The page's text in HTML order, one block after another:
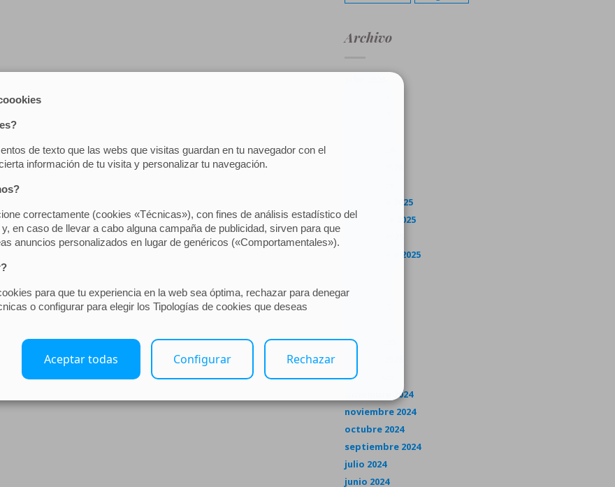
Archivo
diciembre 2025
noviembre 2025
septiembre 2025
junio 2025
marzo 2025
enero 2025
diciembre 2024
noviembre 2024
octubre 2024
septiembre 2024
julio 2024
junio 2024